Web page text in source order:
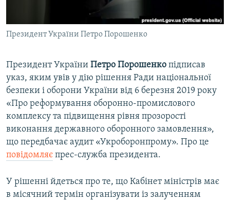
УКРАЇНСЬКА ПРОБЛЕМА КРИМУ
ІНФОГРАФІКА
ДОЛУЧАЙСЯ!
Усі сайти RFE/RL
Президент України Петро Порошенко
Президент України Петро Порошенко підписав
указ, яким увів у дію рішення Ради національної
безпеки і оборони України від 6 березня 2019 року
«Про реформування оборонно-промислового
комплексу та підвищення рівня прозорості
виконання державного оборонного замовлення»,
що передбачає аудит «Укроборонпрому». Про це
повідомляє прес-служба президента.
У рішенні йдеться про те, що Кабінет міністрів має
в місячний термін організувати із залученням